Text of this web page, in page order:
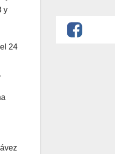
y
24